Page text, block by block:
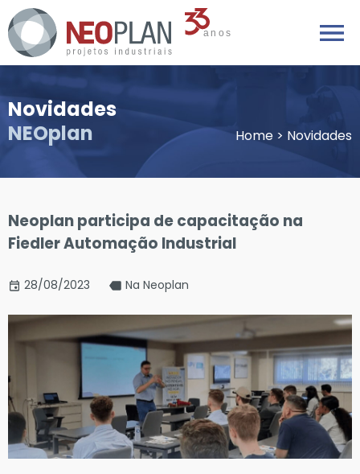
Novidades
NEOplan
Home > Novidades
Neoplan participa de capacitação na
Fiedler Automação Industrial
28/08/2023 Na Neoplan